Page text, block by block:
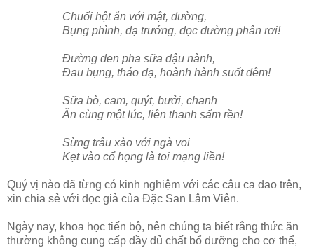
Chuối hột ăn với mật, đường,
Bụng phình, dạ trướng, dọc đường phân rơi!
Đường đen pha sữa đậu nành,
Đau bụng, tháo dạ, hoành hành suốt đêm!
Sữa bò, cam, quýt, bưởi, chanh
Ăn cùng một lúc, liên thanh sấm rền!
Sừng trâu xào với ngà voi
Kẹt vào cổ họng là toi mạng liền!
Quý vị nào đã từng có kinh nghiệm với các câu ca dao trên,
xin chia sẻ với đọc giả của Đặc San Lâm Viên.
Ngày nay, khoa học tiến bộ, nên chúng ta biết rằng thức ăn
thường không cung cấp đầy đủ chất bổ dưỡng cho cơ thể,